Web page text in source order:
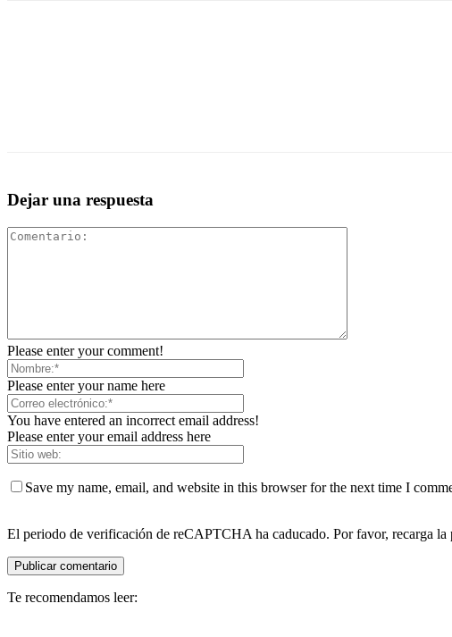
Dejar una respuesta
Please enter your comment!
Please enter your name here
You have entered an incorrect email address!
Please enter your email address here
Save my name, email, and website in this browser for the next time I
El periodo de verificación de reCAPTCHA ha caducado. Por favor, recarga la
Te recomendamos leer: